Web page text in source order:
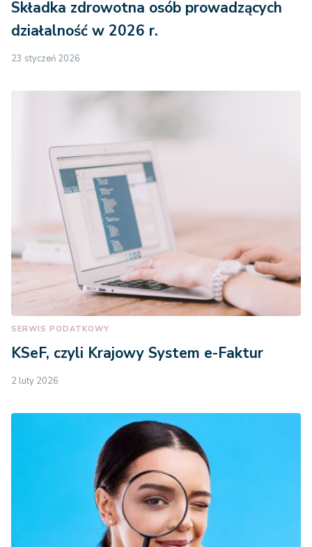
Składka zdrowotna osób prowadzących
działalność w 2026 r.
23 styczeń 2026
SERWIS PODATKOWY
KSeF, czyli Krajowy System e-Faktur
2 luty 2026